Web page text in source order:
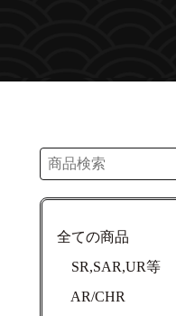
全ての商品
SR,SAR,UR等
AR/CHR